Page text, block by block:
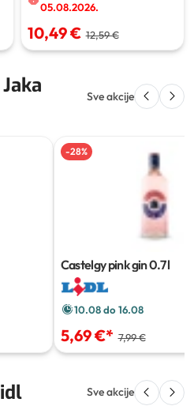
05.08.2026.
10,49 € 12,59 €
Sve akcije
-28%
Castelgy pink gin0.7 l
10.08 do 16.08
5,69 €* 7,99 €
Sve akcije